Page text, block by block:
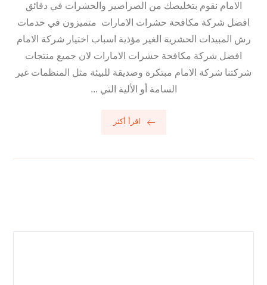
الامام نقوم بتخليصك من الصراصير والحشرات في دقائق
افضل شركة مكافحة حشرات الامارات متميزون في خدمات
رش المبيدات الحشرية الغير مؤذية اسباب اختيار شركة الامام
افضل شركة مكافحة حشرات الامارات لان جميع منتجات
شركتنا شركة الامام مبتكرة وصديقة للبيئة مثل المنظمات غير
السامة أو الألية التي ...
اقرأ أكثر